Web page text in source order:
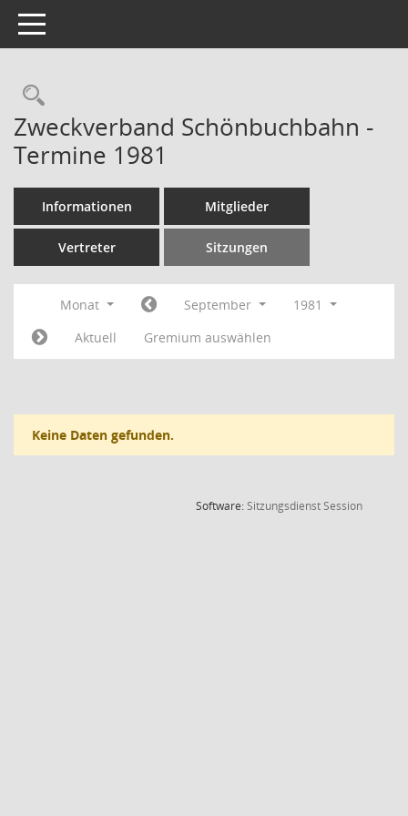
Toggle navigation
Rechercheauswahl
Zweckverband Schönbuchbahn -
Termine 1981
Informationen Mitglieder
Vertreter Sitzungen
Monat September
1981
Aktuell
Gremium auswählen
Keine Daten gefunden.
Software:SitzungsdienstSession(Wird in